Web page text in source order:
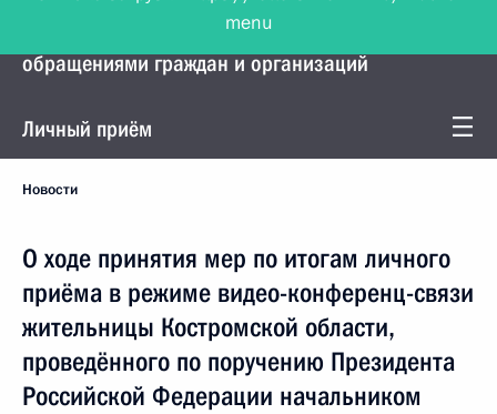
Управление Президента по работе с
обращениями граждан и организаций
Личный приём
Новости
О ходе принятия мер по итогам личного
приёма в режиме видео-конференц-связи
жительницы Костромской области,
проведённого по поручению Президента
Российской Федерации начальником
menu